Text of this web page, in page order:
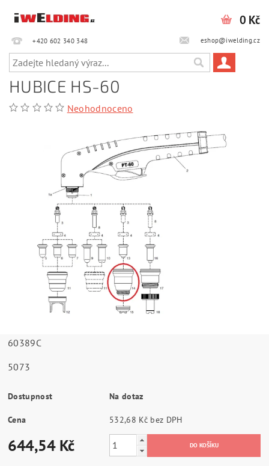
+420 602 340 348‎‎ eshop@iwelding.cz
0 Kč
HUBICE HS-60
Neohodnoceno
60389C
5073
Dostupnost Na dotaz
Cena 532,68 Kč bez DPH
644,54 Kč